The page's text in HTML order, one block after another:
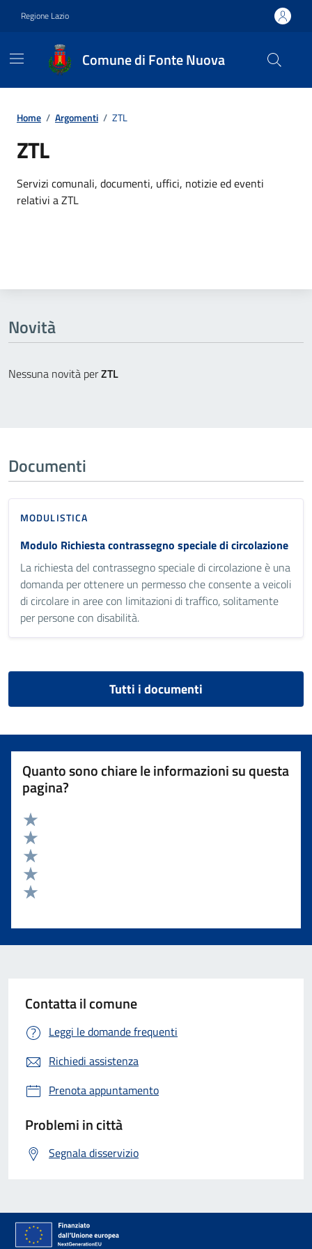
Regione Lazio
Comune di Fonte Nuova
Home / Argomenti / ZTL
ZTL
Dettagli dell'argomento
Servizi comunali, documenti, uffici, notizie ed eventi
relativi a ZTL
Novità
Nessuna novità perZTL
Documenti
MODULISTICA
Modulo Richiesta contrassegno speciale di circolazione
La richiesta del contrassegno speciale di circolazione è una
domanda per ottenere un permesso che consente a veicoli
di circolare in aree con limitazioni di traffico, solitamente
per persone con disabilità.
Tutti i documenti
Quanto sono chiare le informazioni su questa
pagina?
Valuta 5 stelle su 5
Valuta 4 stelle su 5
Valuta 3 stelle su 5
Valuta 2 stelle su 5
Contatta il comune
Leggi le domande frequenti
Richiedi assistenza
Prenota appuntamento
Problemi in città
Segnala disservizio